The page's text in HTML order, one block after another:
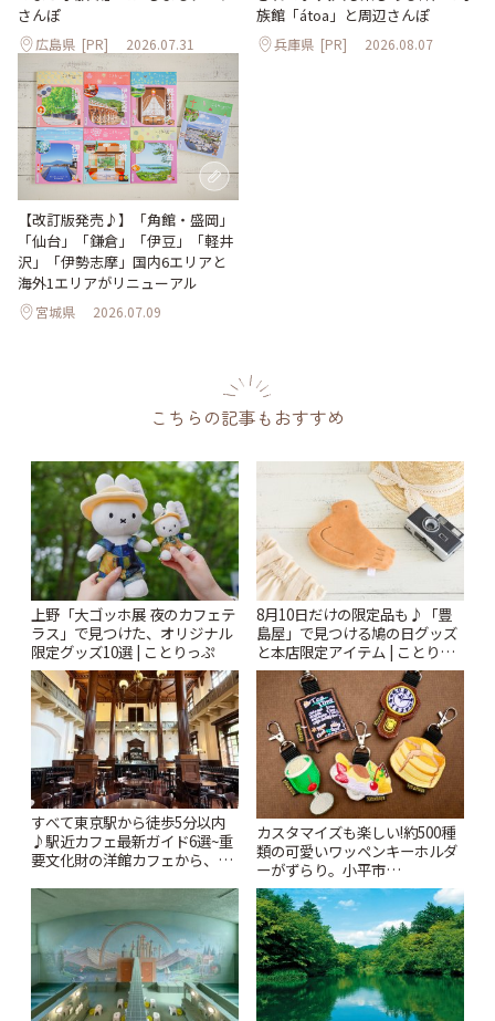
さんぽ
広島県 [PR] 2026.07.31
族館「átoa」と周辺さんぽ
兵庫県 [PR] 2026.08.07
【改訂版発売♪】「角館・盛岡」
「仙台」「鎌倉」「伊豆」「軽井
沢」「伊勢志摩」国内6エリアと
海外1エリアがリニューアル
宮城県 2026.07.09
こちらの記事もおすすめ
上野「大ゴッホ展 夜のカフェテ
ラス」で見つけた、オリジナル
限定グッズ10選 | ことりっぷ
8月10日だけの限定品も♪「豊
島屋」で見つける鳩の日グッズ
と本店限定アイテム | ことりっ
ぷ
すべて東京駅から徒歩5分以内
♪駅近カフェ最新ガイド6選~重
要文化財の洋館カフェから、改
りっぷ
カスタマイズも楽しい!約500種
類の可愛いワッペンキーホルダ
ーがずらり。小平市
「Kimamaya T&K」 | ことりっ
ぷ